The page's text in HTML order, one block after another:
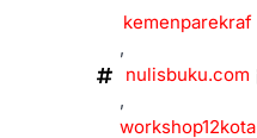
kemenparekraf
,
nulisbuku.com
,
workshop12kota